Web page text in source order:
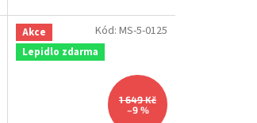
Akce
Lepidlo zdarma
1 649 Kč
–9 %
Kód: MS-5-0125